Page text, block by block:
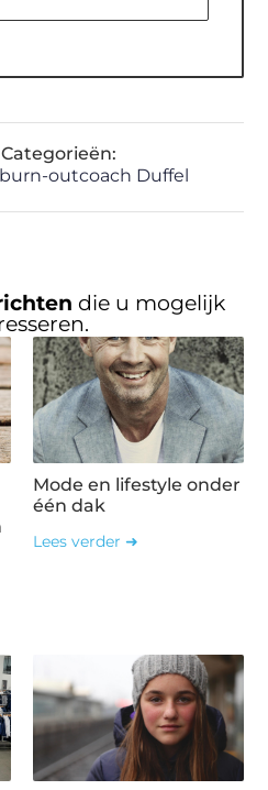
outcoach Duffel
die u mogelijk
Mode en lifestyle onder
één dak
Lees verder ➜